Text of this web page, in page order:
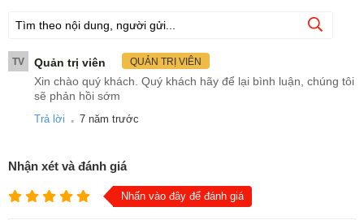
TV Quản trị viên QUẢN TRỊ VIÊN
Xin chào quý khách. Quý khách hãy để lại bình luận, chúng tôi
sẽ phản hồi sớm
Trả lời . 7 năm trước
Nhận xét và đánh giá
Nhấn vào đây để đánh giá